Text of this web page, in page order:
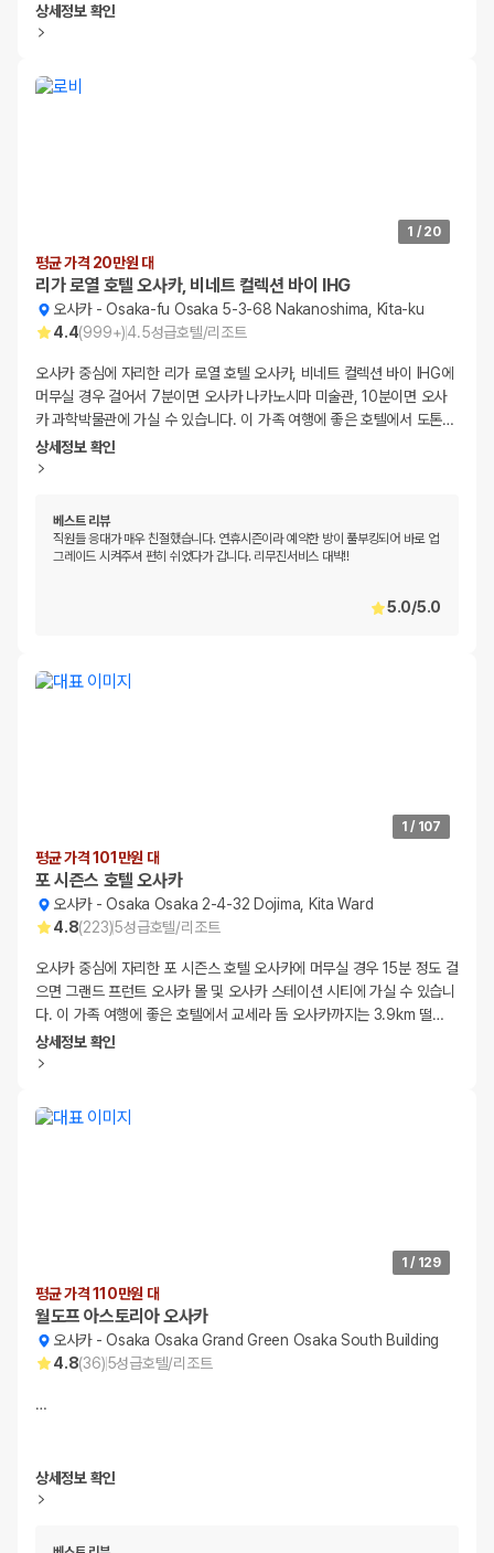
상세정보 확인
1 / 20
평균 가격 20만원 대
리가 로열 호텔 오사카, 비네트 컬렉션 바이 IHG
오사카-Osaka-fu Osaka 5-3-68 Nakanoshima, Kita-ku
4.4(999+)4.5성급호텔/리조트
오사카 중심에 자리한 리가 로열 호텔 오사카, 비네트 컬렉션 바이 IHG에
머무실 경우 걸어서 7분이면 오사카 나카노시마 미술관, 10분이면 오사
카 과학박물관에 가실 수 있습니다. 이 가족 여행에 좋은 호텔에서 도톤…
상세정보 확인
베스트 리뷰
직원들 응대가 매우 친절했습니다. 연휴시즌이라 예약한 방이 풀부킹되어 바로 업
그레이드 시켜주셔 편히 쉬었다가 갑니다. 리무진서비스 대박!!
5.0/5.0
1 / 107
평균 가격 101만원 대
포 시즌스 호텔 오사카
오사카-Osaka Osaka 2-4-32 Dojima, Kita Ward
4.8(223)5성급호텔/리조트
오사카 중심에 자리한 포 시즌스 호텔 오사카에 머무실 경우 15분 정도 걸
으면 그랜드 프런트 오사카 몰 및 오사카 스테이션 시티에 가실 수 있습니
다. 이 가족 여행에 좋은 호텔에서 교세라 돔 오사카까지는 3.9km 떨…
상세정보 확인
1 / 129
평균 가격 110만원 대
월도프 아스토리아 오사카
오사카-Osaka Osaka Grand Green Osaka South Building
4.8(36)5성급호텔/리조트
…
상세정보 확인